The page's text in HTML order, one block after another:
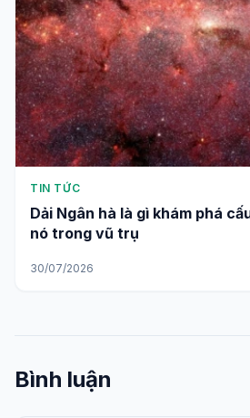
TIN TỨC
Dải Ngân hà là gì khám phá
nó trong vũ trụ
30/07/2026
Bình luận